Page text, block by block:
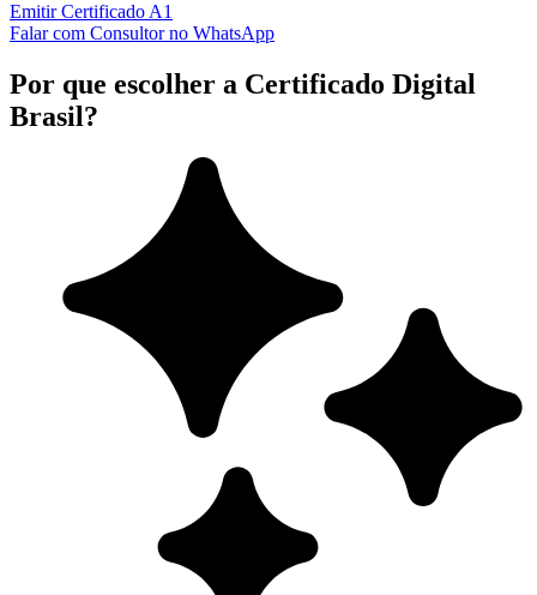
Emitir Certificado A1
Falar com Consultor no WhatsApp
Por que escolher a Certificado Digital
Brasil?